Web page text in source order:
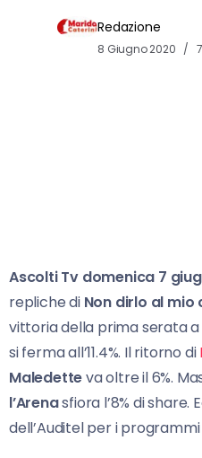
Redazione
8 Giugno 2020
Ascolti Tv domenica 7
repliche di Non dirlo al mio
vittoria della prima serata a
si ferma all’11.4%. Il ritorno di
Maledetteva oltre il 6%.
l’Arenasfiora l’8% di share.
dell’Auditel per i programmi